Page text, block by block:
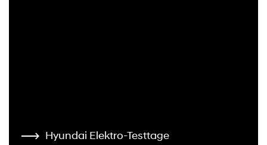
Hyundai Elektro-Testtage